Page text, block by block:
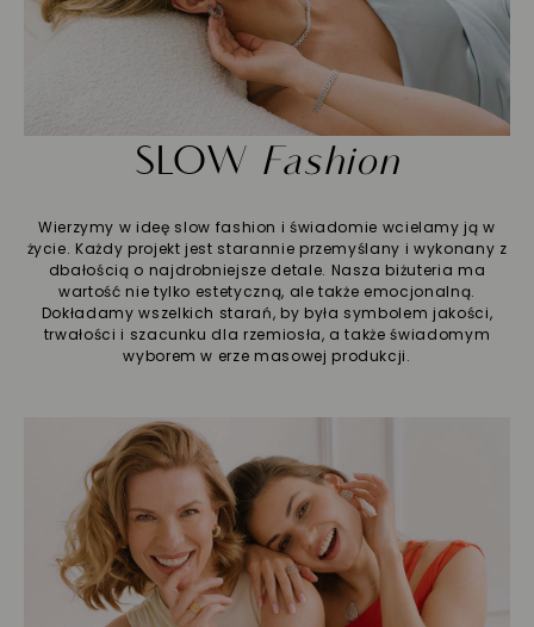
SLOW Fashion
Wierzymy w ideę slow fashion i świadomie wcielamy ją w
życie. Każdy projekt jest starannie przemyślany i wykonany z
dbałością o najdrobniejsze detale. Nasza biżuteria ma
wartość nie tylko estetyczną, ale także emocjonalną.
Dokładamy wszelkich starań, by była symbolem jakości,
trwałości i szacunku dla rzemiosła, a także świadomym
wyborem w erze masowej produkcji.